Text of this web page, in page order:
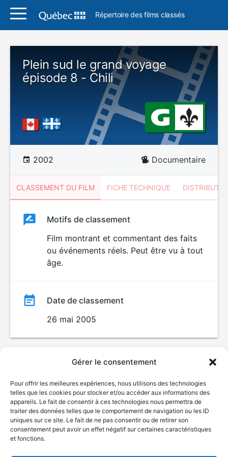
Gérer le consentement
Pour offrir les meilleures expériences, nous utilisons des technologies
telles que les cookies pour stocker et/ou accéder aux informations des
appareils. Le fait de consentir à ces technologies nous permettra de
traiter des données telles que le comportement de navigation ou les ID
uniques sur ce site. Le fait de ne pas consentir ou de retirer son
consentement peut avoir un effet négatif sur certaines caractéristiques
et fonctions.
Répertoire des films classés
Plein sud le grand voyage
épisode 8 - Chili
2002 Documentaire
CLASSEMENT DU FILM FICHE TECHNIQUE
ClassementClassement
Motifs de classement
Film montrant et commentant des faits
ou événements réels. Peut être vu à tout
âge.
Date de classement
26 mai 2005